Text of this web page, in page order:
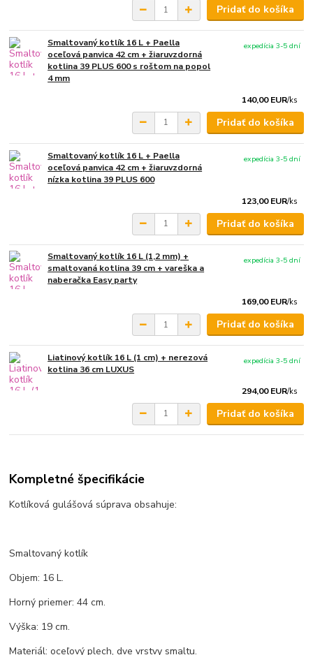
Pridať do košíka
Smaltovaný kotlík 16 L + Paella
oceľová panvica 42 cm + žiaruvzdorná
kotlina 39 PLUS 600 s roštom na popol
4 mm
140,00 EUR/ks
expedícia 3-5 dní
Pridať do košíka
Smaltovaný kotlík 16 L + Paella
oceľová panvica 42 cm + žiaruvzdorná
nízka kotlina 39 PLUS 600
123,00 EUR/ks
expedícia 3-5 dní
Pridať do košíka
Smaltovaný kotlík 16 L (1,2 mm) +
smaltovaná kotlina 39 cm + vareška a
naberačka Easy party
169,00 EUR/ks
expedícia 3-5 dní
Pridať do košíka
Liatinový kotlík 16 L (1 cm) + nerezová
kotlina 36 cm LUXUS
294,00 EUR/ks
expedícia 3-5 dní
Pridať do košíka
Kompletné špecifikácie
Kotlíková gulášová súprava obsahuje:
Smaltovaný kotlík
Objem: 16 L.
Horný priemer: 44 cm.
Výška: 19 cm.
Materiál: oceľový plech, dve vrstvy smaltu.